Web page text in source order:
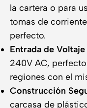
la cartera o para
tomas de
perfecto.
Entrada de
240V AC,
regiones con el
Construcción
carcasa de